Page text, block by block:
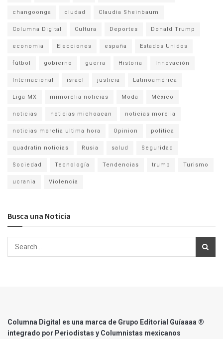
changoonga ciudad Claudia Sheinbaum
Columna Digital Cultura Deportes Donald Trump
economia Elecciones españa Estados Unidos
fútbol gobierno guerra Historia Innovación
Internacional israel justicia Latinoamérica
Liga MX mimorelia noticias Moda México
noticias noticias michoacan noticias morelia
noticias morelia ultima hora Opinion politica
quadratin noticias Rusia salud Seguridad
Sociedad Tecnología Tendencias trump Turismo
ucrania Violencia
Busca una Noticia
Columna Digital es una marca de Grupo Editorial Guíaaaa ®
integrado por Periodistas y Columnistas mexicanos